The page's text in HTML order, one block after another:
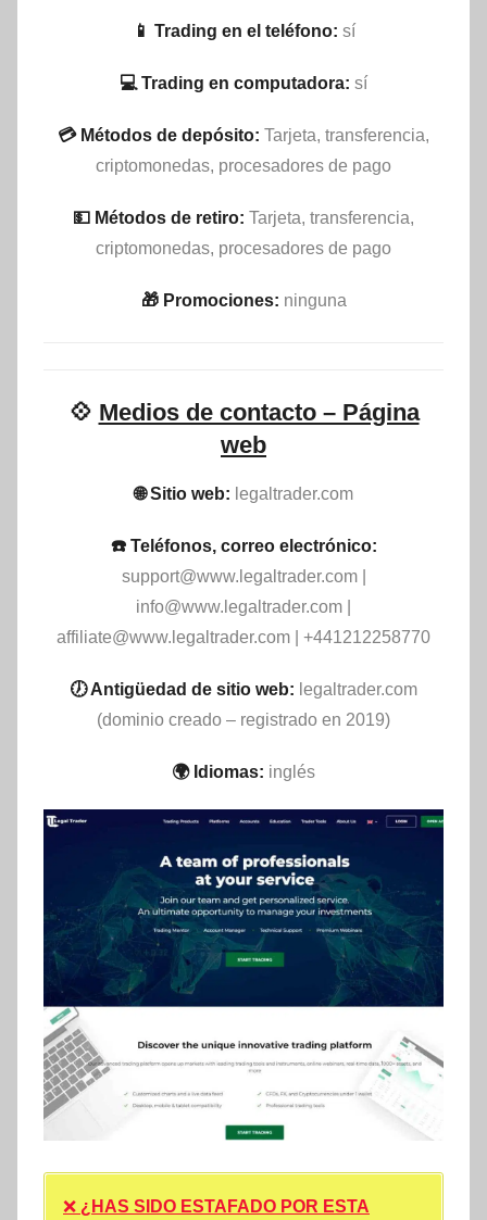
📱 Trading en el teléfono: sí
💻 Trading en computadora: sí
💳 Métodos de depósito: Tarjeta, transferencia,
criptomonedas, procesadores de pago
💵​ Métodos de retiro: Tarjeta, transferencia,
criptomonedas, procesadores de pago
🎁 Promociones: ninguna
💠 Medios de contacto – Página
web
🌐 Sitio web: legaltrader.com
☎️ Teléfonos, correo electrónico:
support@www.legaltrader.com|
info@www.legaltrader.com
affiliate@www.legaltrader.com | +441212258770
🕖 Antigüedad de sitio web: legaltrader.com
(dominio creado – registrado en 2019)
🌍 Idiomas: inglés
❌ ¿HAS SIDO ESTAFADO POR ESTA